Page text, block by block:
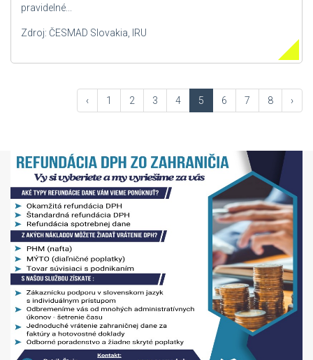
pravidelné...
Zdroj: ČESMAD Slovakia, IRU
‹ 1 2 3 4 5 6 7 8 ›